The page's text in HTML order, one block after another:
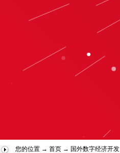
您的位置 → 首页 → 国外数字经济开发